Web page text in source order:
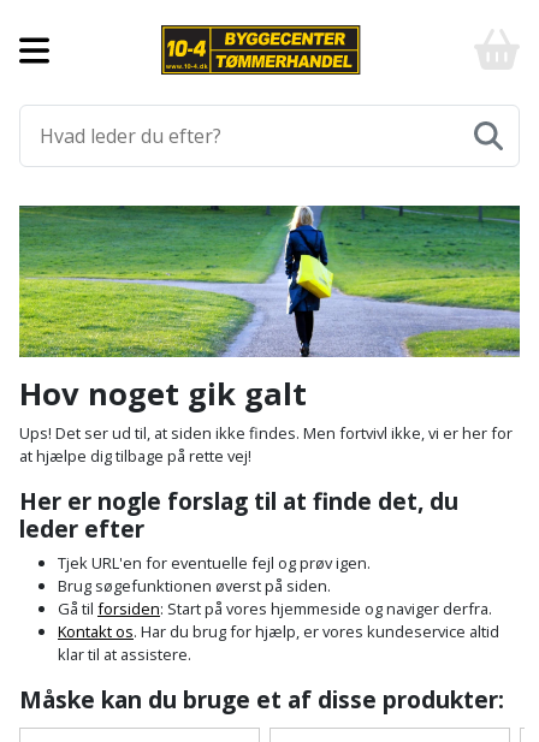
Aluprofiler
Armering
Asfalt
Befæstigelse
Byggeplader
Cement
og
mørtel
Damp-
og
vindspærre
Gulve
Fliser
og
klinker
Gulvtilbehør
Gulvunderlag
Gulvvarme
Laminatgulv
Vinylgulv
Værktøj
Afmærkning
Arbejdsbuk
Bærehåndtag
Båndstrammer
og
løftebånd
Blæselampe
Blindnitter
Elværktøj
Afkortersav
Arbejdsbord
Arbejdslamper
og
belysning
Arbejdsradio
Bajonetsav
Bajonetsavklinge
Havemaskiner
Buskrydder
Dykpumpe
Fejemaskine
Generator
Græstrimmer
Hækkeklipper
have
og
fritid
Affaldssortering
Affugter
Bålfad
bålsted
Maling
Afdækning
til
malerarbejde
Gulvplejemidler
VVS
Armatur
vandhaner
Beklædning
BørnOutlet
-
billigt
og
-
Klik
og
byg
Hov noget gik galt
Ups! Det ser ud til, at siden ikke findes. Men fortvivl ikke, vi er her for
at hjælpe dig tilbage på rette vej!
Her er nogle forslag til at finde det, du
leder efter
Tjek URL'en for eventuelle fejl og prøv igen.
Brug søgefunktionen øverst på siden.
Gå til forsiden: Start på vores hjemmeside og naviger derfra.
Kontakt os. Har du brug for hjælp, er vores kundeservice altid
klar til at assistere.
Måske kan du bruge et af disse produkter: